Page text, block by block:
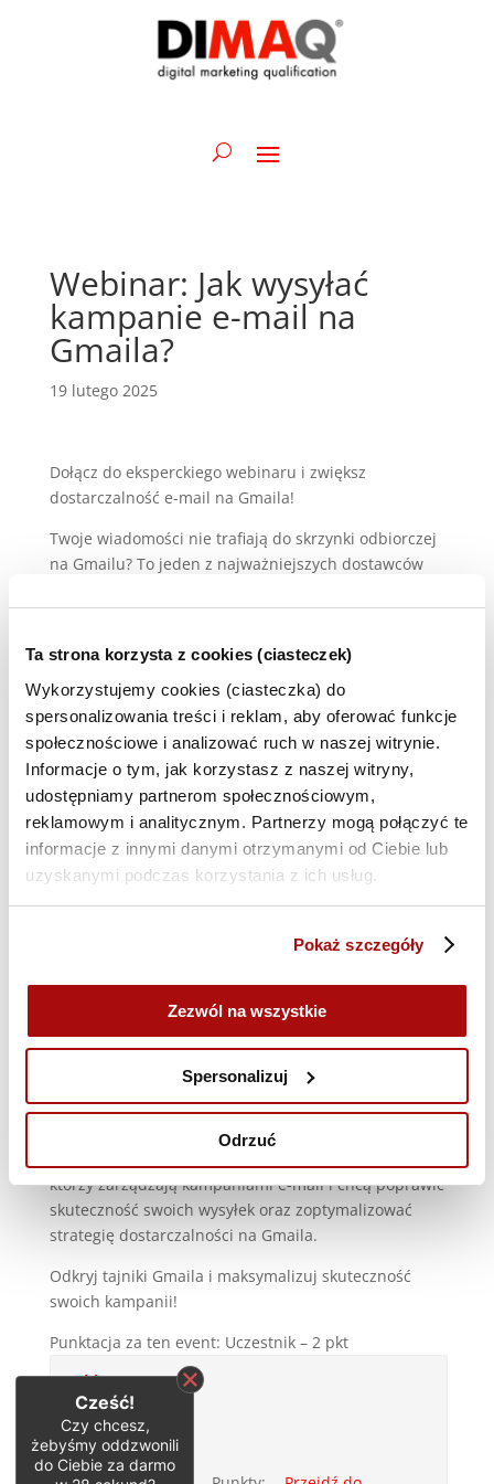
Ta strona korzysta z cookies (ciasteczek)
Wykorzystujemy cookies (ciasteczka) do
spersonalizowania treści i reklam, aby oferować funkcje
społecznościowe i analizować ruch w naszej witrynie.
Informacje o tym, jak korzystasz z naszej witryny,
udostępniamy partnerom społecznościowym,
reklamowym i analitycznym. Partnerzy mogą połączyć te
informacje z innymi danymi otrzymanymi od Ciebie lub
uzyskanymi podczas korzystania z ich usług.
Pokaż szczegóły
Zezwól na wszystkie
Spersonalizuj
Odrzuć
Webinar: Jak wysyłać
kampanie e-mail na
Gmaila?
19 lutego 2025
Dołącz do eksperckiego webinaru i zwiększ
dostarczalność e-mail na Gmaila!
Twoje wiadomości nie trafiają do skrzynki odbiorczej
na Gmailu? To jeden z najważniejszych dostawców
dlatego znajomość jego struktury, mechanizmów
najlepszych praktyk jest kluczowa dla skutecznej
dostarczalności wiadomości.
Nawet doskonale przygotowane kampanie mogą nie
rygorystycznych wymagań Gmaila. Ale czym
dokładnie one są i jak możemy się do nich
dostosować – zarówno teraz, jak i w przyszłości?
Dołącz do naszego webinaru i zdobądź ekspercką
ciągłymi zmianami algorytmów filtrowania, nasz
strategii, które pozwolą na efektywniejsze i
bezpieczniejsze wysyłki kampanii do adresów e-mail
na Gmailu.
Dla kogo jest ten webinar?
Webinar jest przeznaczony dla marketerów,
którzy zarządzają kampaniami e-mail i chcą poprawić
skuteczność swoich wysyłek oraz zoptymalizować
strategię dostarczalności na Gmaila.
Odkryj tajniki Gmaila i maksymalizuj skuteczność
swoich kampanii!
Punktacja za ten event: Uczestnik – 2 pkt
Webinar:
Jak
wysyłać
kampanie
04-
Cześć!
Czy chcesz,
żebyśmy oddzwonili
do Ciebie za darmo